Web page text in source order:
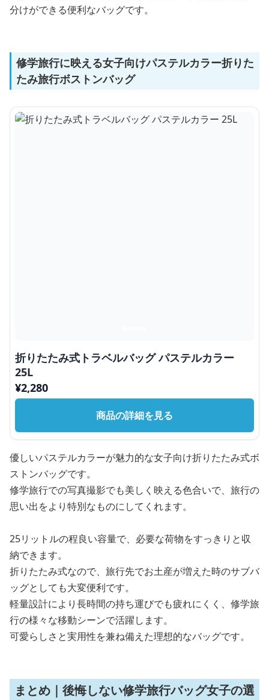
分けができる便利なバッグです。
修学旅行に映える女子向けパステルカラー折りた
たみ旅行ボストンバッグ
折りたたみ式トラベルバッグ パステルカラー
25L
¥2,280
商品の詳細を見る
優しいパステルカラーが魅力的な女子向け折りたたみ式ボ
ストンバッグです。
修学旅行での写真撮影でも美しく映える色合いで、旅行の
思い出をより特別なものにしてくれます。
25リットルの程良い容量で、必要な荷物をすっきりと収
納できます。
折りたたみ式なので、旅行先でお土産が増えた時のサブバ
ッグとしても大変便利です。
軽量設計により長時間の持ち運びでも疲れにくく、修学旅
行の様々な移動シーンで活躍します。
可愛らしさと実用性を兼ね備えた理想的なバッグです。
まとめ｜後悔しない修学旅行バッグ女子の選